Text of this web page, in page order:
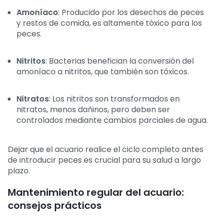
Amoníaco: Producido por los desechos de peces
y restos de comida, es altamente tóxico para los
peces.
Nitritos: Bacterias benefician la conversión del
amoníaco a nitritos, que también son tóxicos.
Nitratos: Los nitritos son transformados en
nitratos, menos dañinos, pero deben ser
controlados mediante cambios parciales de agua.
Dejar que el acuario realice el ciclo completo antes
de introducir peces es crucial para su salud a largo
plazo.
Mantenimiento regular del acuario:
consejos prácticos